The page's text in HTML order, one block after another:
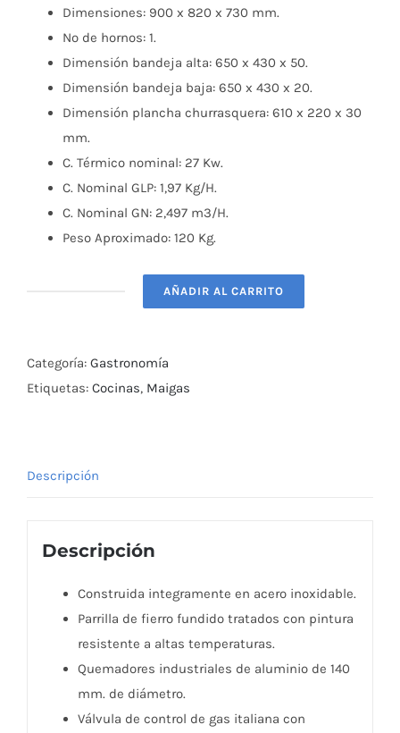
Dimensiones: 900 x 820 x 730 mm.
Nº de hornos: 1.
Dimensión bandeja alta: 650 x 430 x 50.
Dimensión bandeja baja: 650 x 430 x 20.
Dimensión plancha churrasquera: 610 x 220 x 30
mm.
C. Térmico nominal: 27 Kw.
C. Nominal GLP: 1,97 Kg/H.
C. Nominal GN: 2,497 m3/H.
Peso Aproximado: 120 Kg.
Maigas
AÑADIR AL CARRITO
Categoría: Gastronomía
Etiquetas: Cocinas, Maigas
Descripción
Descripción
Construida integramente en acero inoxidable.
Parrilla de fierro fundido tratados con pintura
resistente a altas temperaturas.
Quemadores industriales de aluminio de 140
mm. de diámetro.
Válvula de control de gas italiana con